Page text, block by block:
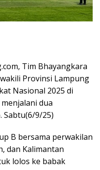
Tim Bhayangkara
Provinsi Lampung
Nasional 2025 di
dua
Sabtu(6/9/25)
B bersama perwakilan
dan Kalimantan
lolos ke babak